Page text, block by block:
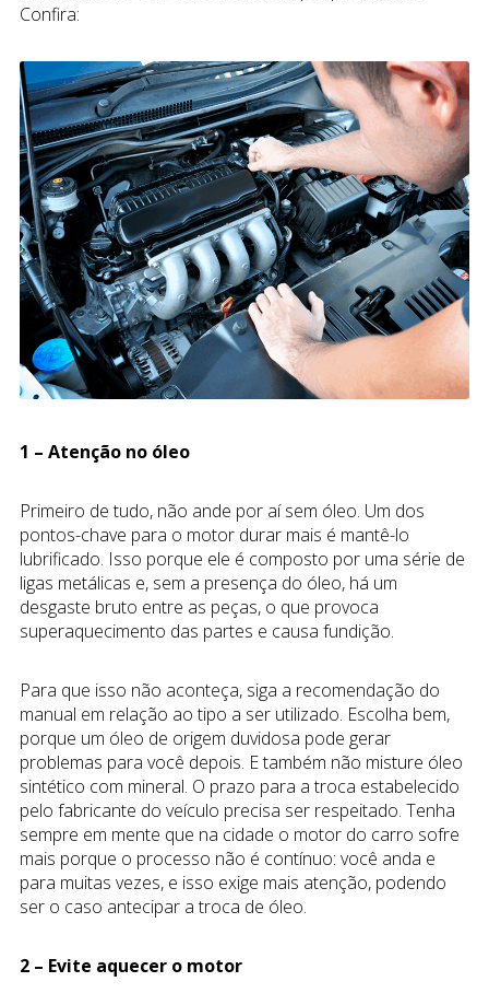
Confira:
1 – Atenção no óleo
Primeiro de tudo, não ande por aí sem óleo. Um dos
pontos-chave para o motor durar mais é mantê-lo
lubrificado. Isso porque ele é composto por uma série de
ligas metálicas e, sem a presença do óleo, há um
desgaste bruto entre as peças, o que provoca
superaquecimento das partes e causa fundição.
Para que isso não aconteça, siga a recomendação do
manual em relação ao tipo a ser utilizado. Escolha bem,
porque um óleo de origem duvidosa pode gerar
problemas para você depois. E também não misture óleo
sintético com mineral. O prazo para a troca estabelecido
pelo fabricante do veículo precisa ser respeitado. Tenha
sempre em mente que na cidade o motor do carro sofre
mais porque o processo não é contínuo: você anda e
para muitas vezes, e isso exige mais atenção, podendo
ser o caso antecipar a troca de óleo.
2 – Evite aquecer o motor